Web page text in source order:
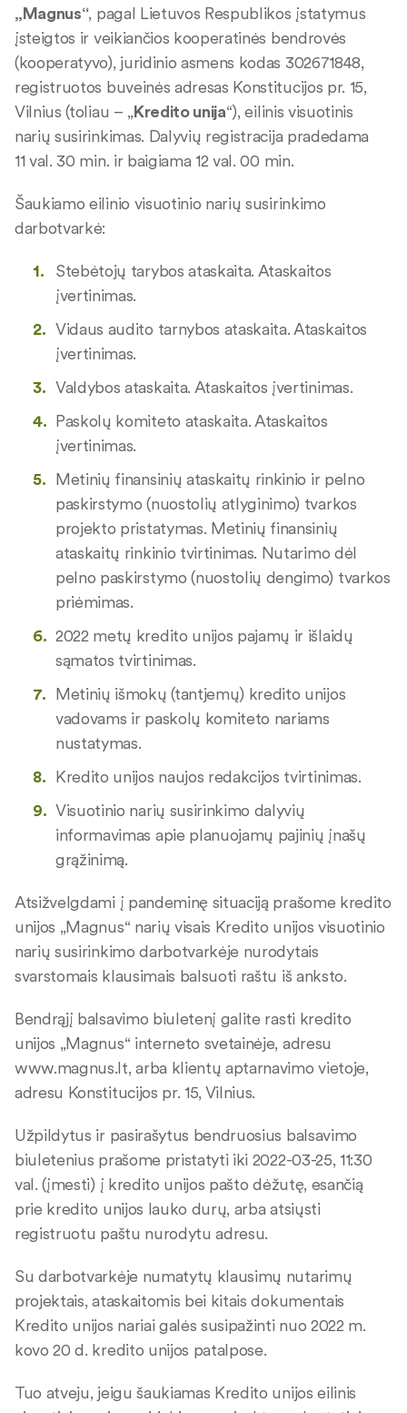
„Magnus“, pagal Lietuvos Respublikos įstatymus
įsteigtos ir veikiančios kooperatinės bendrovės
(kooperatyvo), juridinio asmens kodas 302671848,
registruotos buveinės adresas Konstitucijos pr. 15,
Vilnius (toliau – „Kredito unija“), eilinis visuotinis
narių susirinkimas. Dalyvių registracija pradedama
11 val. 30 min. ir baigiama 12 val. 00 min.
Šaukiamo eilinio visuotinio narių susirinkimo
darbotvarkė:
Stebėtojų tarybos ataskaita. Ataskaitos
įvertinimas.
Vidaus audito tarnybos ataskaita. Ataskaitos
įvertinimas.
Valdybos ataskaita. Ataskaitos įvertinimas.
Paskolų komiteto ataskaita. Ataskaitos
įvertinimas.
Metinių finansinių ataskaitų rinkinio ir pelno
paskirstymo (nuostolių atlyginimo) tvarkos
projekto pristatymas. Metinių finansinių
ataskaitų rinkinio tvirtinimas. Nutarimo dėl
pelno paskirstymo (nuostolių dengimo) tvarkos
priėmimas.
2022 metų kredito unijos pajamų ir išlaidų
sąmatos tvirtinimas.
Metinių išmokų (tantjemų) kredito unijos
vadovams ir paskolų komiteto nariams
nustatymas.
Kredito unijos naujos redakcijos tvirtinimas.
Visuotinio narių susirinkimo dalyvių
informavimas apie planuojamų pajinių įnašų
grąžinimą.
Atsižvelgdami į pandeminę situaciją prašome kredito
unijos „Magnus“ narių visais Kredito unijos visuotinio
narių susirinkimo darbotvarkėje nurodytais
svarstomais klausimais balsuoti raštu iš anksto.
Bendrąjį balsavimo biuletenį galite rasti kredito
unijos „Magnus“ interneto svetainėje, adresu
www.magnus.lt, arba klientų aptarnavimo vietoje,
adresu Konstitucijos pr. 15, Vilnius.
Užpildytus ir pasirašytus bendruosius balsavimo
biuletenius prašome pristatyti iki 2022-03-25, 11:30
val. (įmesti) į kredito unijos pašto dėžutę, esančią
prie kredito unijos lauko durų, arba atsiųsti
registruotu paštu nurodytu adresu.
Su darbotvarkėje numatytų klausimų nutarimų
projektais, ataskaitomis bei kitais dokumentais
Kredito unijos nariai galės susipažinti nuo 2022 m.
kovo 20 d. kredito unijos patalpose.
Tuo atveju, jeigu šaukiamas Kredito unijos eilinis